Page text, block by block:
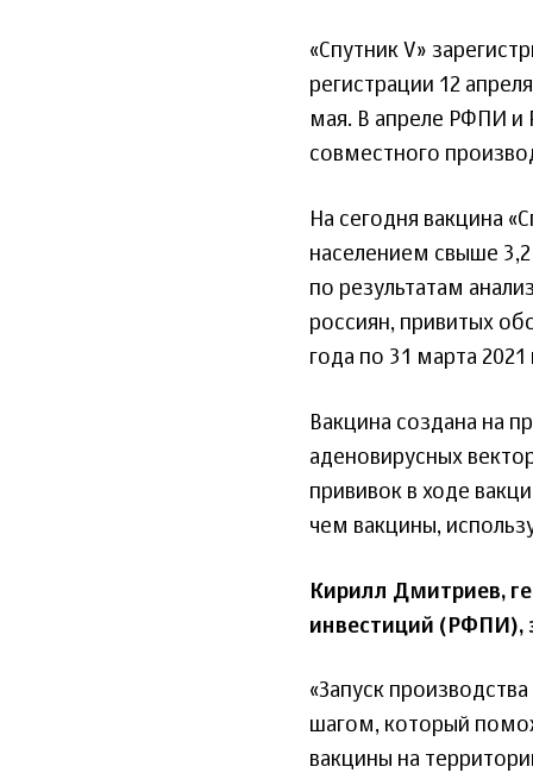
«Спутник V»
регистрации 12
мая. В апреле РФПИ и
совместного
На сегодня вакцина
населением свыше
по результатам
россиян, привитых
года по 31 марта 2021
Вакцина создана на
аденовирусных
прививок в ходе
чем вакцины,
Кирилл Дмитриев,
инвестиций (РФПИ),
«Запуск
шагом, который
вакцины на